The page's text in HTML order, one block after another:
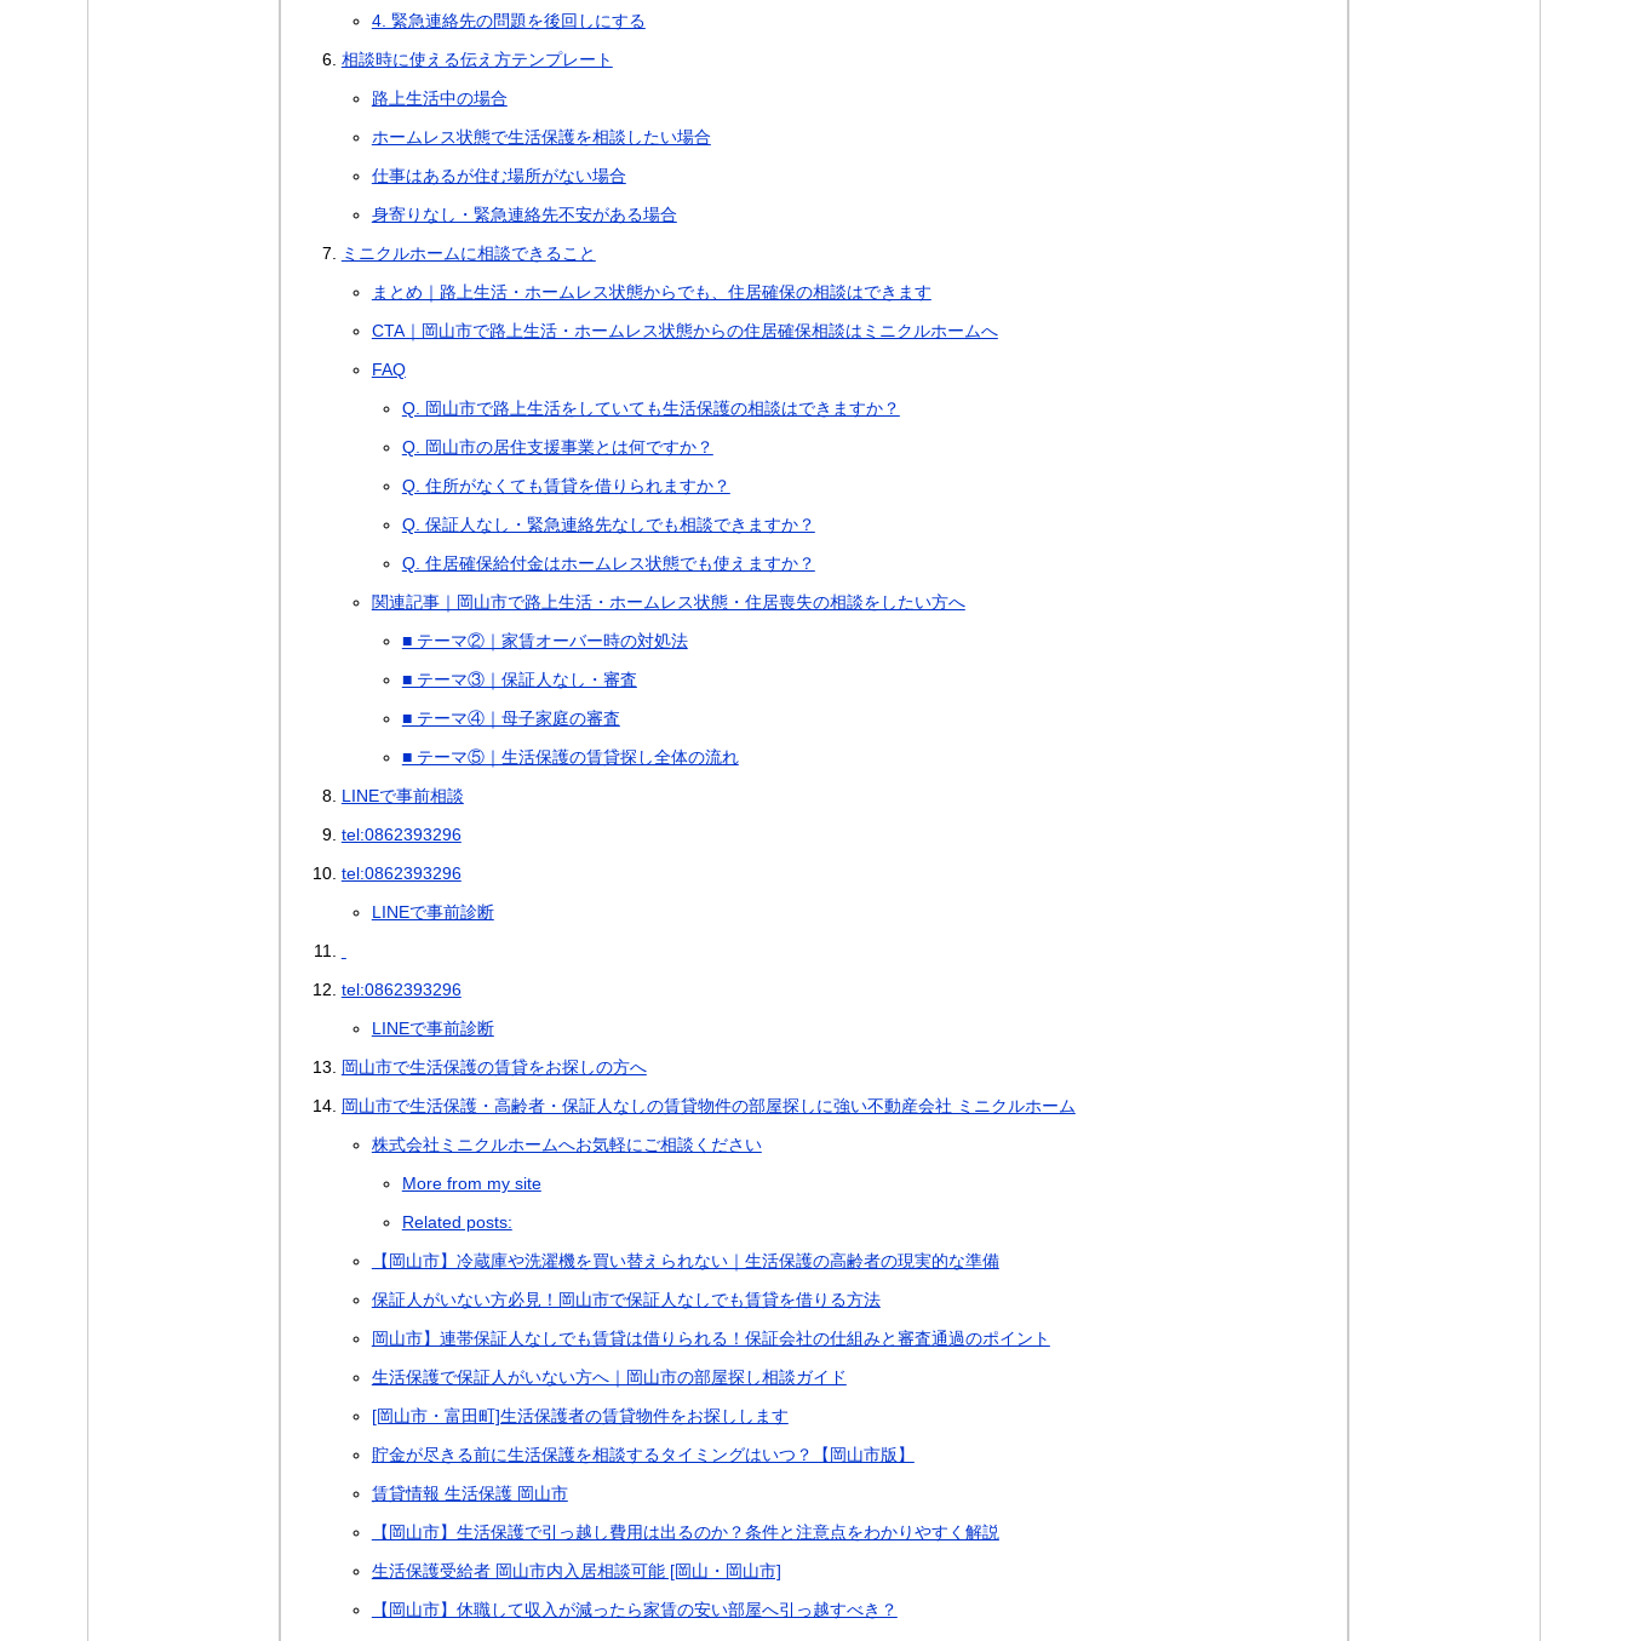
4. 緊急連絡先の問題を後回しにする
相談時に使える伝え方テンプレート
路上生活中の場合
ホームレス状態で生活保護を相談したい場合
仕事はあるが住む場所がない場合
身寄りなし・緊急連絡先不安がある場合
ミニクルホームに相談できること
まとめ｜路上生活・ホームレス状態からでも、住居確保の相談はできます
CTA｜岡山市で路上生活・ホームレス状態からの住居確保相談はミニクルホームへ
FAQ
Q. 岡山市で路上生活をしていても生活保護の相談はできますか？
Q. 岡山市の居住支援事業とは何ですか？
Q. 住所がなくても賃貸を借りられますか？
Q. 保証人なし・緊急連絡先なしでも相談できますか？
Q. 住居確保給付金はホームレス状態でも使えますか？
関連記事｜岡山市で路上生活・ホームレス状態・住居喪失の相談をしたい方へ
■ テーマ②｜家賃オーバー時の対処法
■ テーマ③｜保証人なし・審査
■ テーマ④｜母子家庭の審査
■ テーマ⑤｜生活保護の賃貸探し全体の流れ
LINEで事前相談
tel:0862393296
tel:0862393296
LINEで事前診断
tel:0862393296
LINEで事前診断
岡山市で生活保護の賃貸をお探しの方へ
岡山市で生活保護・高齢者・保証人なしの賃貸物件の部屋探しに強い不動産会社 ミニクルホーム
株式会社ミニクルホームへお気軽にご相談ください
More from my site
Related posts:
【岡山市】冷蔵庫や洗濯機を買い替えられない｜生活保護の高齢者の現実的な準備
保証人がいない方必見！岡山市で保証人なしでも賃貸を借りる方法
岡山市】連帯保証人なしでも賃貸は借りられる！保証会社の仕組みと審査通過のポイント
生活保護で保証人がいない方へ｜岡山市の部屋探し相談ガイド
[岡山市・富田町]生活保護者の賃貸物件をお探しします
貯金が尽きる前に生活保護を相談するタイミングはいつ？【岡山市版】
賃貸情報 生活保護 岡山市
【岡山市】生活保護で引っ越し費用は出るのか？条件と注意点をわかりやすく解説
生活保護受給者 岡山市内入居相談可能 [岡山・岡山市]
【岡山市】休職して収入が減ったら家賃の安い部屋へ引っ越すべき？